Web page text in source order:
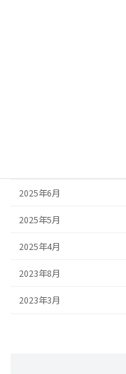
2025年6月
2025年5月
2025年4月
2023年8月
2023年3月